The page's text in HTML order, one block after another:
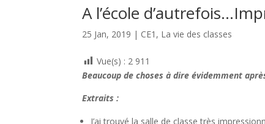
b
o
o
k
er l g
er
A l’école
25 Jan, 2019 | CE1 , La vie des classes
Vue(s) : 2 911
Beaucoup de choses à dire évidemment
Extraits :
J’ai trouvé la salle de classe très